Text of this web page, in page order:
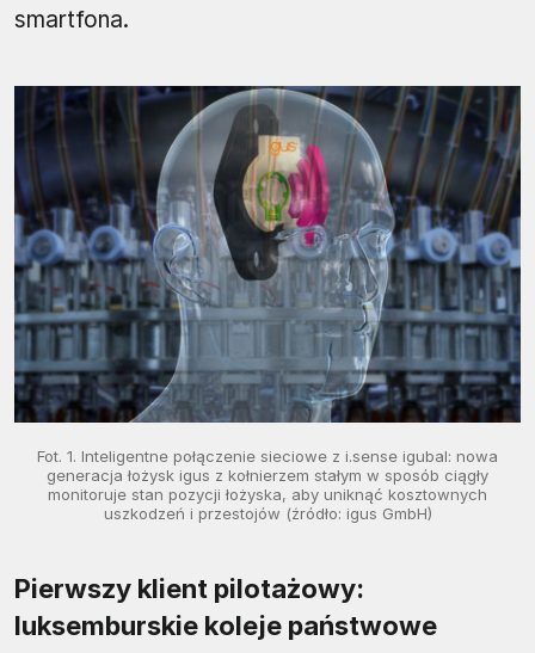
smartfona.
Fot. 1. Inteligentne połączenie sieciowe z i.sense igubal: nowa
generacja łożysk igus z kołnierzem stałym w sposób ciągły
monitoruje stan pozycji łożyska, aby uniknąć kosztownych
uszkodzeń i przestojów (źródło: igus GmbH)
Pierwszy klient pilotażowy:
luksemburskie koleje państwowe